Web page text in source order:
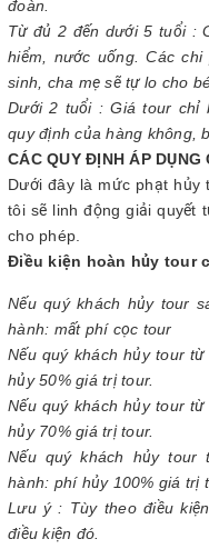
đoàn.
Từ đủ 2 đến dưới 5 tuổi :
hiểm, nước uống. Các
sinh, cha mẹ sẽ tự lo cho
Dưới 2 tuổi : Giá tour chỉ
quy định của hàng không,
CÁC QUY ĐỊNH ÁP DỤNG
Dưới đây là mức phạt hủy
tôi sẽ linh động giải quyết
cho phép.
Điều kiện hoàn hủy tour
Nếu quý khách hủy tour
hành: mất phí cọc tour
Nếu quý khách hủy tour
hủy 50% giá trị tour.
Nếu quý khách hủy tour
hủy 70% giá trị tour.
Nếu quý khách hủy tour
hành: phí hủy 100% giá trị
Lưu ý : Tùy theo điều
điều kiện đó.